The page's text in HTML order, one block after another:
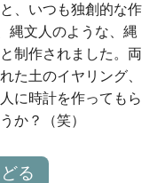
、いつも独創的な作
縄文人のような、縄
制作されました。両
た土のイヤリング、
に時計を作ってもら
か？（笑）
る